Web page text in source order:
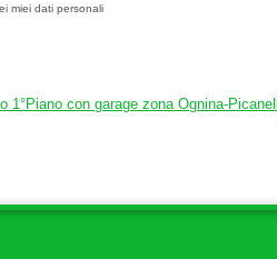
miei dati personali
1°Piano con garage zona Ognina-